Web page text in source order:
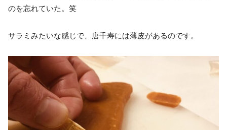
のを忘れていた。笑
サラミみたいな感じで、唐千寿には薄皮があるのです。